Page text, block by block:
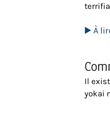
▶️ À
Il
yokai